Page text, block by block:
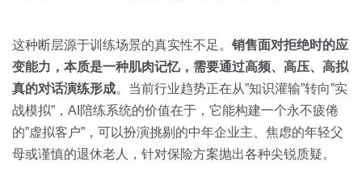
这种断层源于训练场景的真实性不足。 销售面对拒绝时的应
变能力，本质是一种肌肉记忆，需要通过高频、高压、高拟
真的对话演练形成。当前行业趋势正在从”知识灌输”转向”实
战模拟”，AI陪练系统的价值在于，它能构建一个永不疲倦
的”虚拟客户”，可以扮演挑剔的中年企业主、焦虑的年轻父
母或谨慎的退休老人，针对保险方案抛出各种尖锐质疑。